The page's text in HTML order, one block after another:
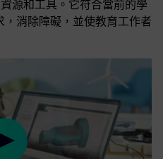
源和工具。它符合當前的學
消除障礙，並使教育工作者
Play